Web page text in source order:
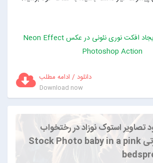
دانلود / ادامه مطلب
Download now
تصاویر استوک نوزاد در رختخواب
صورتی Stock Photo baby in a pink